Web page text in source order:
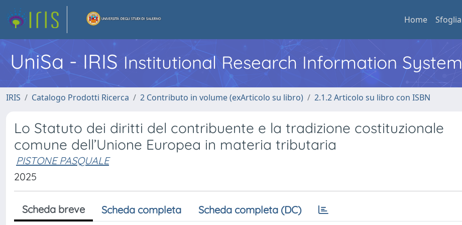
Home Sfoglia
UniSa - IRIS Institutional Research Information System
IRIS Catalogo Prodotti Ricerca 2 Contributo in volume (exArticolo su libro) 2.1.2 Articolo su libro con ISBN
Lo Statuto dei diritti del contribuente e la tradizione costituzionale
comune dell’Unione Europea in materia tributaria
PISTONE PASQUALE
2025
Scheda breve Scheda completa Scheda completa (DC)